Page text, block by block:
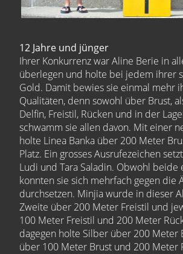
12 Jahre und jünger
Ihrer Konkurrenz war Aline Berie in
überlegen und holte bei jedem ihrer
Gold. Damit bewies sie einmal mehr
Qualitäten, denn sowohl über Brust,
Delfin, Freistil, Rücken und in der
schwamm sie allen davon. Mit einer
holte Linea Banka über 200 Meter
Platz. Ein grosses Ausrufezeichen
Ludi und Tara Saladin. Obwohl beide
konnten sie sich mehrfach gegen die
durchsetzen. Minjia wurde in dieser
Zweite über 200 Meter Freistil und
100 Meter Freistil und 200 Meter
dagegen holte Silber über 200 Meter
über 100 Meter Brust und 200 Meter